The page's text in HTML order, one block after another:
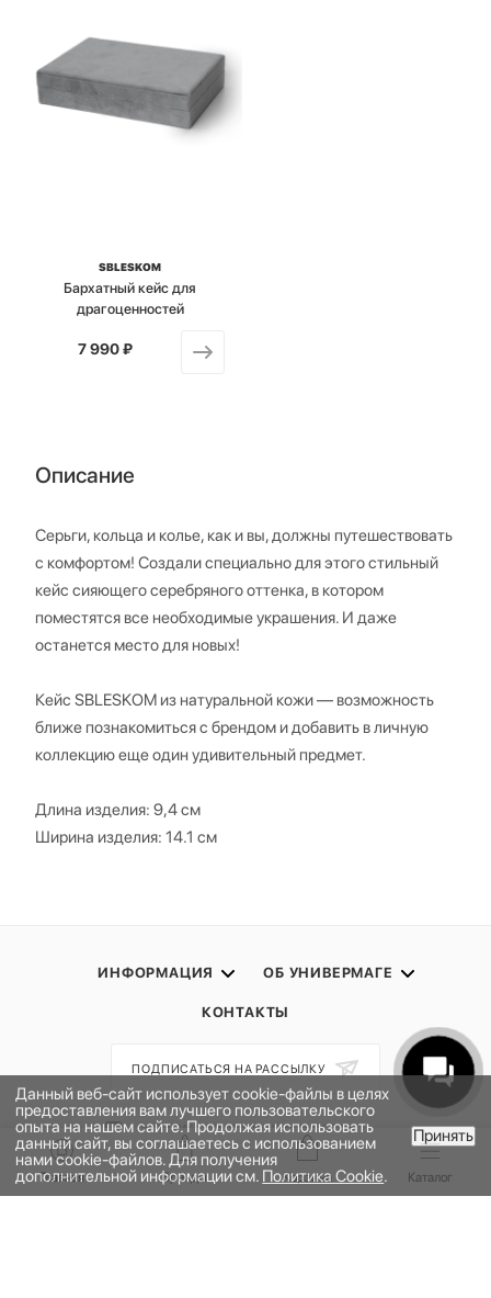
В КОРЗИНУ
SBLESKOM
Бархатный кейс для
драгоценностей
от
7 990 ₽
Описание
Серьги, кольца и колье, как и вы, должны путешествовать
с комфортом! Создали специально для этого стильный
кейс сияющего серебряного оттенка, в котором
поместятся все необходимые украшения. И даже
останется место для новых!
Кейс SBLESKOM из натуральной кожи — возможность
ближе познакомиться с брендом и добавить в личную
коллекцию еще один удивительный предмет.
Длина изделия: 9,4 см
Ширина изделия: 14.1 см
ИНФОРМАЦИЯ ОБ УНИВЕРМАГЕ
КОНТАКТЫ
ПОДПИСАТЬСЯ НА РАССЫЛКУ
ПОЛИТИКА КОНФИДЕНЦИАЛЬНОСТИ
ПУБЛИЧНАЯ ОФЕРТА
ПРОГРАММА ЛОЯЛЬНОСТИ
Данный веб-сайт использует cookie-файлы в целях
предоставления вам лучшего пользовательского
опыта на нашем сайте. Продолжая использовать
данный сайт, вы соглашаетесь с использованием
нами cookie-файлов. Для получения
дополнительной информации см. Политика Cookie.
Принять
Главная Бренды Корзина Каталог